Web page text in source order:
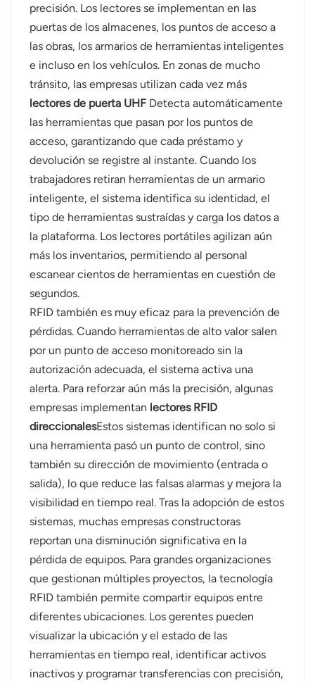
precisión. Los lectores se implementan en las
puertas de los almacenes, los puntos de acceso a
las obras, los armarios de herramientas inteligentes
e incluso en los vehículos. En zonas de mucho
tránsito, las empresas utilizan cada vez más
lectores de puerta UHF Detecta automáticamente
las herramientas que pasan por los puntos de
acceso, garantizando que cada préstamo y
devolución se registre al instante. Cuando los
trabajadores retiran herramientas de un armario
inteligente, el sistema identifica su identidad, el
tipo de herramientas sustraídas y carga los datos a
la plataforma. Los lectores portátiles agilizan aún
más los inventarios, permitiendo al personal
escanear cientos de herramientas en cuestión de
segundos.
RFID también es muy eficaz para la prevención de
pérdidas. Cuando herramientas de alto valor salen
por un punto de acceso monitoreado sin la
autorización adecuada, el sistema activa una
alerta. Para reforzar aún más la precisión, algunas
empresas implementan lectores RFID
direccionalesEstos sistemas identifican no solo si
una herramienta pasó un punto de control, sino
también su dirección de movimiento (entrada o
salida), lo que reduce las falsas alarmas y mejora la
visibilidad en tiempo real. Tras la adopción de estos
sistemas, muchas empresas constructoras
reportan una disminución significativa en la
pérdida de equipos. Para grandes organizaciones
que gestionan múltiples proyectos, la tecnología
RFID también permite compartir equipos entre
diferentes ubicaciones. Los gerentes pueden
visualizar la ubicación y el estado de las
herramientas en tiempo real, identificar activos
inactivos y programar transferencias con precisión,